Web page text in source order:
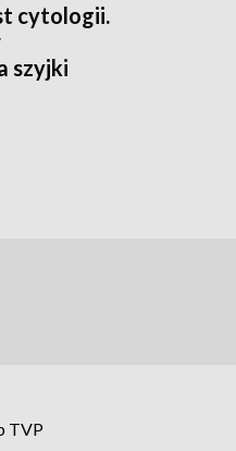
cytologii.
szyjki
TVP